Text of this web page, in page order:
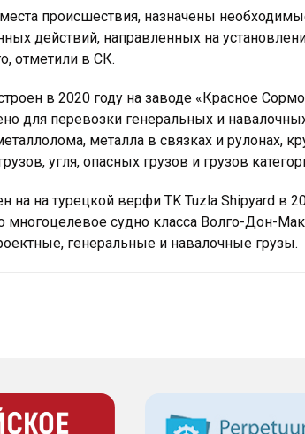
происшествия, назначены
действий, направленных на
отметили в СК.
в 2020 году на заводе «Красное
для перевозки генеральных и
металла в связках и рулонах,
угля, опасных грузов и грузов
на на турецкой верфи TK Tuzla Shipyard в
многоцелевое судно класса Волго-Дон-
генеральные и навалочные грузы.